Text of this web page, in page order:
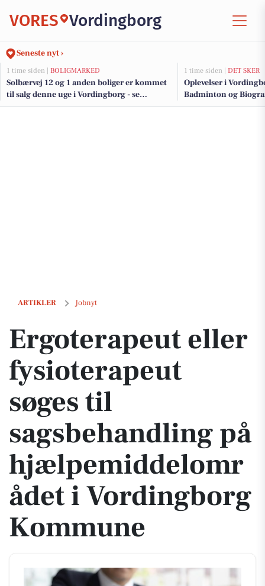
VORES Vordingborg
Seneste nyt ›
1 time siden | BOLIGMARKED
Solbærvej 12 og 1 anden boliger er kommet
til salg denne uge i Vordingborg - se
boligerne her.
1 time siden | DET SKER
Oplevelser i
Badminton og
ARTIKLER Jobnyt
Ergoterapeut eller fysioterapeut søges til sagsbehandling på
Ergoterapeut eller
fysioterapeut
søges til
sagsbehandling på
hjælpemiddelomr
ådet i Vordingborg
Kommune